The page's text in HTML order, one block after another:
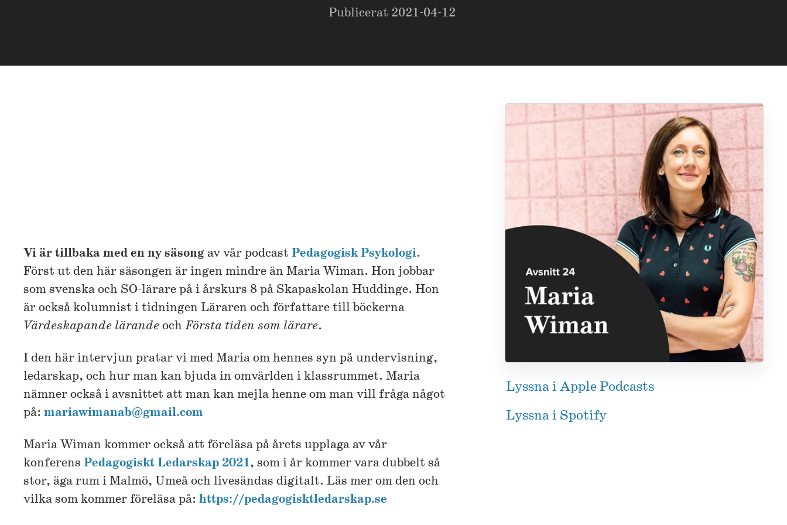
Publicerat 2021-04-12
Vi är tillbaka med en ny säsongav vår podcast Pedagogisk Psykologi.
Först ut den här säsongen är ingen mindre än Maria Wiman. Hon jobbar
som svenska och SO-lärare på i årskurs 8 på Skapaskolan Huddinge. Hon
är också kolumnist i tidningen Läraren och författare till böckerna
Värdeskapande lärandeoch Första tiden som lärare.
I den här intervjun pratar vi med Maria om hennes syn på undervisning,
ledarskap, och hur man kan bjuda in omvärlden i klassrummet. Maria
nämner också i avsnittet att man kan mejla henne om man vill fråga något
på: mariawimanab@gmail.com
Maria Wiman kommer också att föreläsa på årets upplaga av vår
konferens Pedagogiskt Ledarskap 2021, som i år kommer vara dubbelt så
stor, äga rum i Malmö, Umeå och livesändas digitalt. Läs mer om den och
vilka som kommer föreläsa på: https://pedagogisktledarskap.se
Lyssna i Apple Podcasts
Lyssna i Spotify